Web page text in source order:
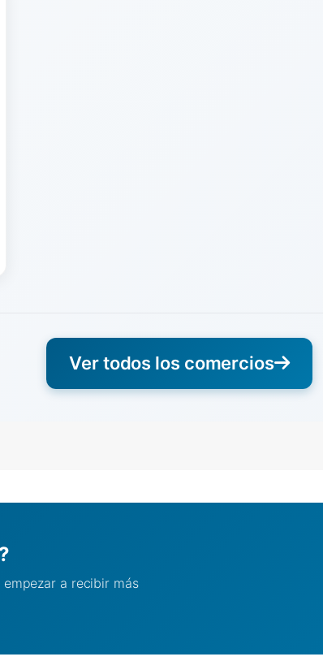
Ver todos los comercios
a recibir más